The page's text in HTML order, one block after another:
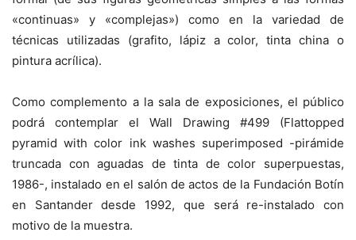
«continuas» y «complejas») como en la variedad de
técnicas utilizadas (grafito, lápiz a color, tinta china o
pintura acrílica).
Como complemento a la sala de exposiciones, el público
podrá contemplar el Wall Drawing #499 (Flattopped
pyramid with color ink washes superimposed -pirámide
truncada con aguadas de tinta de color superpuestas,
1986-, instalado en el salón de actos de la Fundación Botín
en Santander desde 1992, que será re-instalado con
motivo de la muestra.